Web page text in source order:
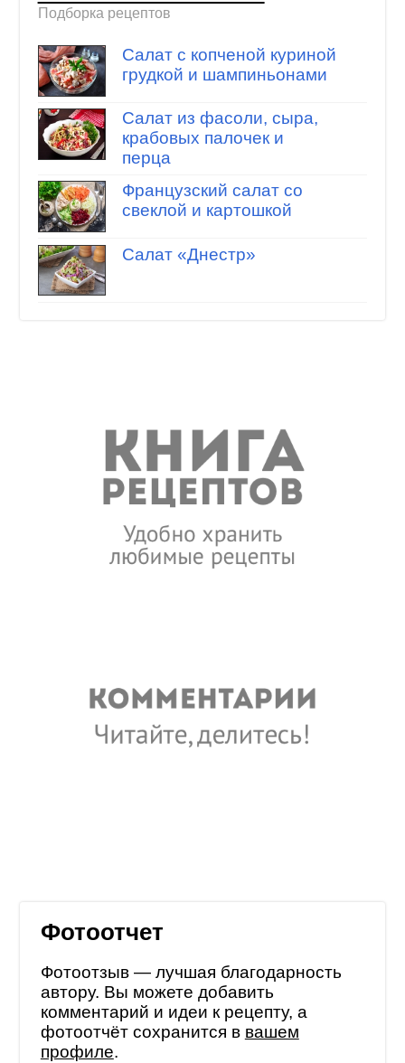
Подборка рецептов
Салат с копченой куриной
грудкой и шампиньонами
Салат из фасоли, сыра,
крабовых палочек и
перца
Французский салат со
свеклой и картошкой
Салат «Днестр»
Фотоотчет
Фотоотзыв — лучшая благодарность
автору. Вы можете добавить
комментарий и идеи к рецепту, а
фотоотчёт сохранится в вашем
профиле.